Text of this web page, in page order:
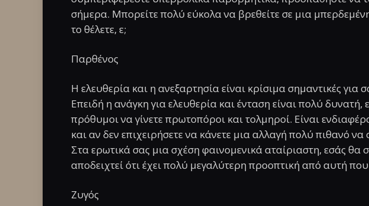
σήμερα. Μπορείτε πολύ εύκολα να βρεθείτε σε μια
το θέλετε, ε;
Παρθένος
Η ελευθερία και η ανεξαρτησία είναι κρίσιμα σημαντικές για
Επειδή η ανάγκη για ελευθερία και ένταση είναι πολύ δυνατή,
πρόθυμοι να γίνετε πρωτοπόροι και τολμηροί. Είναι
και αν δεν επιχειρήσετε να κάνετε μια αλλαγή πολύ πιθανό
Στα ερωτικά σας μια σχέση φαινομενικά αταίριαστη, εσάς θα
αποδειχτεί ότι έχει πολύ μεγαλύτερη προοπτική από αυτή που
Ζυγός